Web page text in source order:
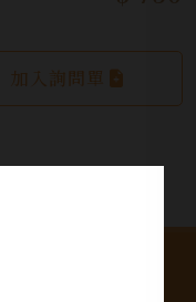
加入詢問單